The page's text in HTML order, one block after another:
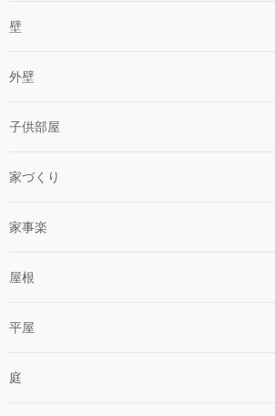
壁
外壁
子供部屋
家づくり
家事楽
屋根
平屋
庭